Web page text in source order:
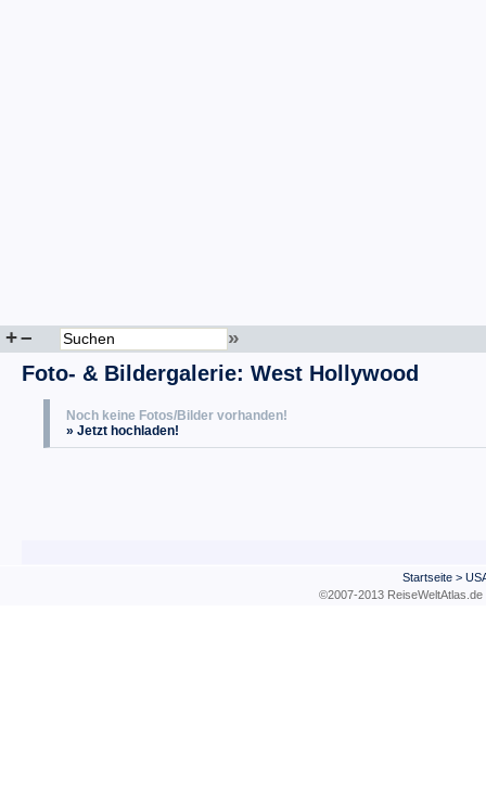
+– »
Foto- & Bildergalerie: West Hollywood
Noch keine Fotos/Bilder vorhanden!
» Jetzt hochladen!
Startseite>
©2007-2013